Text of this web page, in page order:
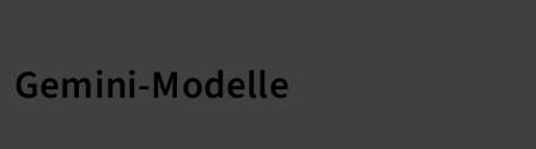
Gemini-Modelle